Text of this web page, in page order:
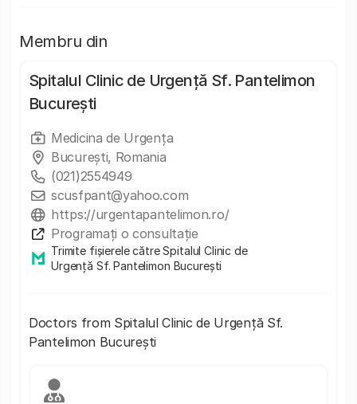
Membru din
Spitalul Clinic de Urgență Sf. Pantelimon
București
Medicina de Urgența
București, Romania
(021)2554949
scusfpant@yahoo.com
https://urgentapantelimon.ro/
Programați o consultație
Trimite fișierele către Spitalul Clinic de
Urgență Sf. Pantelimon București
Doctors from Spitalul Clinic de Urgență Sf.
Pantelimon București